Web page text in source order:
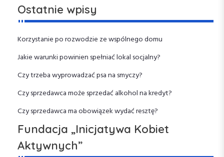
a
c
j
a
w
p
i
s
t
s
t
Ostatnie wpisy
Korzystanie po rozwodzie ze wspólnego domu
Jakie warunki powinien spełniać lokal socjalny?
Czy trzeba wyprowadzać psa na smyczy?
Czy sprzedawca może sprzedać alkohol na kredyt?
Czy sprzedawca ma obowiązek wydać resztę?
Fundacja „Inicjatywa Kobiet
Aktywnych”